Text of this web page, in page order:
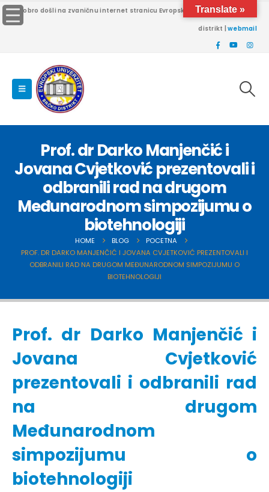
Dobro došli na zvaničnu internet stranicu Evropskog univerziteta Brčko
distrikt |webmail
Prof. dr Darko Manjenčić i
Jovana Cvjetković prezentovali i
odbranili rad na drugom
Međunarodnom simpozijumu o
biotehnologiji
HOME BLOG
POCETNA
PROF. DR DARKO MANJENČIĆ I JOVANA CVJETKOVIĆ PREZENTOVALI I
ODBRANILI RAD NA DRUGOM MEĐUNARODNOM SIMPOZIJUMU O
BIOTEHNOLOGIJI
Prof. dr Darko Manjenčić i
Jovana Cvjetković
prezentovali i odbranili rad
na drugom
Međunarodnom
simpozijumu o
biotehnologiji
Translate »